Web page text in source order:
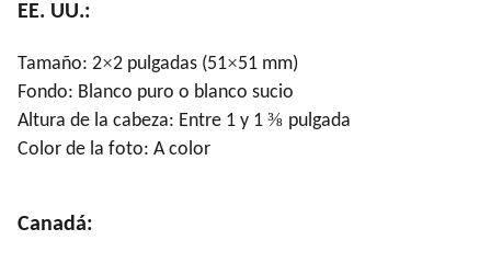
EE. UU.:
Tamaño: 2×2 pulgadas (51×51 mm)
Fondo: Blanco puro o blanco sucio
Altura de la cabeza: Entre 1 y 1 ⅜ pulgada
Color de la foto: A color
Canadá: